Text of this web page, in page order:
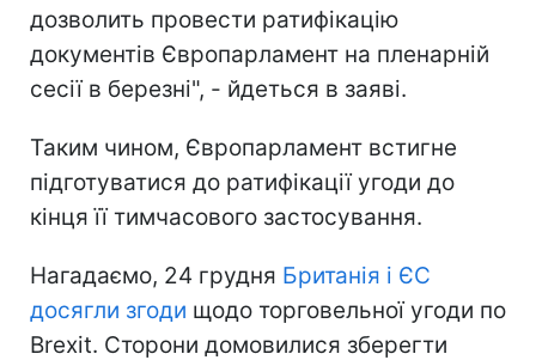
дозволить провести ратифікацію
документів Європарламент на пленарній
сесії в березні", - йдеться в заяві.
Таким чином, Європарламент встигне
підготуватися до ратифікації угоди до
кінця її тимчасового застосування.
Нагадаємо, 24 грудня Британія і ЄС
досягли згоди щодо торговельної угоди по
Brexit. Сторони домовилися зберегти